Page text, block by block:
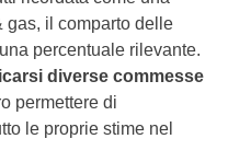
gas, il comparto delle
percentuale rilevante.
diverse commesse
permettere di
le proprie stime nel